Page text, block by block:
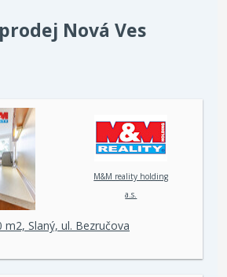
Nová Ves
M&M reality holding
a.s.
Slaný, ul. Bezručova